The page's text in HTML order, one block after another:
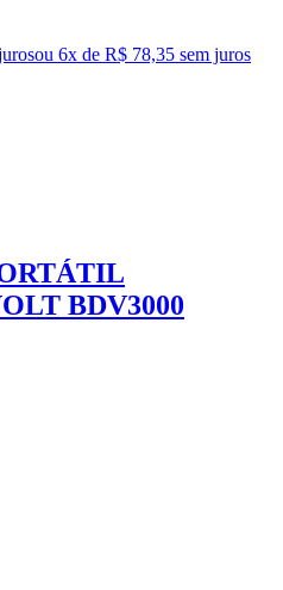
ou 6x de R$ 78,35 sem juros
BDV3000